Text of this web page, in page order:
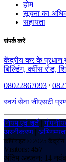
होम
सूचना का
सहायता
संपर्क करें
केंद्रीय कर के प्रधान
बिल्डिंग, क्वींस रोड,
08022867093 /
स्वयं सेवा जीएसटी
नियम एवं शर्तें|
अस्वीकरण |
कॉपीराइट © 2025 केंद्रीय
Visitors: 457
अंतिम अद्यतन: 14